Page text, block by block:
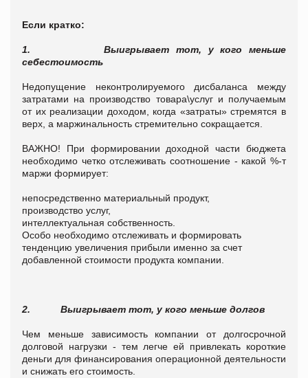
Если кратко:
1.Выигрывает тот, у кого меньше
себестоимость
Недопущение неконтролируемого дисбаланса между
затратами на производство товара\услуг и получаемым
от их реализации доходом, когда «затраты» стремятся в
верх, а маржинальность стремительно сокращается.
ВАЖНО! При формировании доходной части бюджета
необходимо четко отслеживать соотношение - какой %-т
маржи формирует:
непосредственно материальный продукт,
производство услуг,
интеллектуальная собственность.
Особо необходимо отслеживать и формировать
тенденцию увеличения прибыли именно за счет
добавленной стоимости продукта компании.
2. Выигрывает тот, у кого меньше долгов
Чем меньше зависимость компании от долгосрочной
долговой нагрузки - тем легче ей привлекать короткие
деньги для финансирования операционной деятельности
и снижать его стоимость.